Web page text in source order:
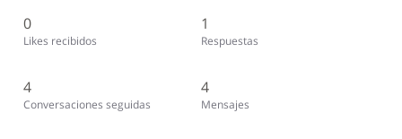
0
Likes recibidos
1
Respuestas
4
Conversaciones seguidas
4
Mensajes